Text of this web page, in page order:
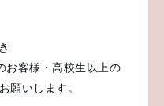
お客様・高校生以上の
願いします。